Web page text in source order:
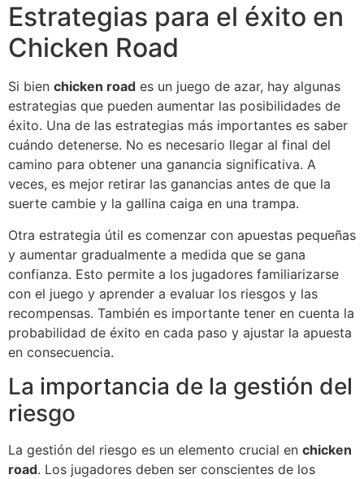
Estrategias para el éxito en
Chicken Road
Si bien chicken road es un juego de azar, hay algunas
estrategias que pueden aumentar las posibilidades de
éxito. Una de las estrategias más importantes es saber
cuándo detenerse. No es necesario llegar al final del
camino para obtener una ganancia significativa. A
veces, es mejor retirar las ganancias antes de que la
suerte cambie y la gallina caiga en una trampa.
Otra estrategia útil es comenzar con apuestas pequeñas
y aumentar gradualmente a medida que se gana
confianza. Esto permite a los jugadores familiarizarse
con el juego y aprender a evaluar los riesgos y las
recompensas. También es importante tener en cuenta la
probabilidad de éxito en cada paso y ajustar la apuesta
en consecuencia.
La importancia de la gestión del
riesgo
La gestión del riesgo es un elemento crucial en chicken
road. Los jugadores deben ser conscientes de los